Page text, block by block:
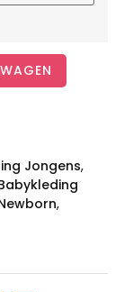
Jongens,
,